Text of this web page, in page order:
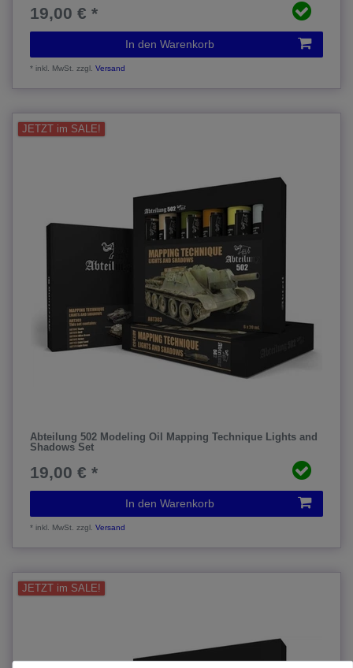
19,00 € *
In den Warenkorb
*inkl. MwSt. zzgl.Versand
JETZT im SALE!
Abteilung 502 Modeling Oil Mapping Technique Lights and
Shadows Set
19,00 € *
In den Warenkorb
*inkl. MwSt. zzgl.Versand
JETZT im SALE!